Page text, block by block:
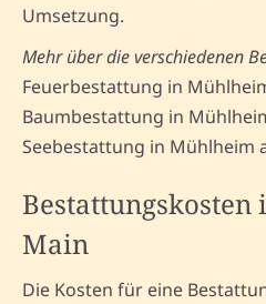
Umsetzung.
Mehr über die verschiedenen
Feuerbestattung in
Baumbestattung in
Seebestattung in Mühlheim
Main
Die Kosten für eine